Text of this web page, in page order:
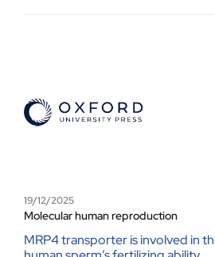
19/12/2025
Molecular human reproduction
MRP4 transporter is involved in